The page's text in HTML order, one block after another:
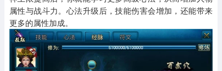
属性与战斗力。心法升级后，技能伤害会增加，还能带来
更多的属性加成。